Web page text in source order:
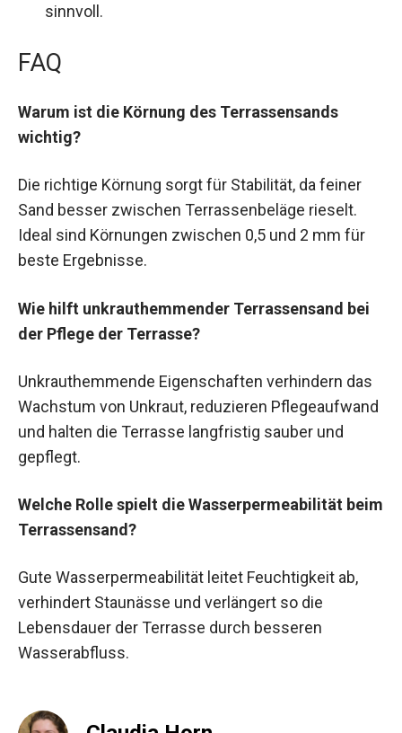
sinnvoll.
FAQ
Warum ist die Körnung des Terrassensands
wichtig?
Die richtige Körnung sorgt für Stabilität, da feiner
Sand besser zwischen Terrassenbeläge rieselt.
Ideal sind Körnungen zwischen 0,5 und 2 mm für
beste Ergebnisse.
Wie hilft unkrauthemmender Terrassensand bei
der Pflege der Terrasse?
Unkrauthemmende Eigenschaften verhindern das
Wachstum von Unkraut, reduzieren Pflegeaufwand
und halten die Terrasse langfristig sauber und
gepflegt.
Welche Rolle spielt die Wasserpermeabilität beim
Terrassensand?
Gute Wasserpermeabilität leitet Feuchtigkeit ab,
verhindert Staunässe und verlängert so die
Lebensdauer der Terrasse durch besseren
Wasserabfluss.